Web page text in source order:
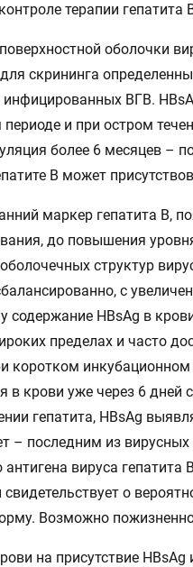
терапии гепатита
оболочки
скрининга
ВГВ.
и при остром
более 6 месяцев –
В может
маркер гепатита В,
до повышения
структур
с
содержание HBsAg в
пределах и часто
коротком
в крови уже через 6
гепатита, HBsAg
– последним из
антигена вируса
о
Возможно
на присутствие